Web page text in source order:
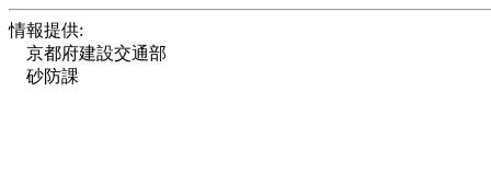
情報提供:
京都府建設交通部
砂防課